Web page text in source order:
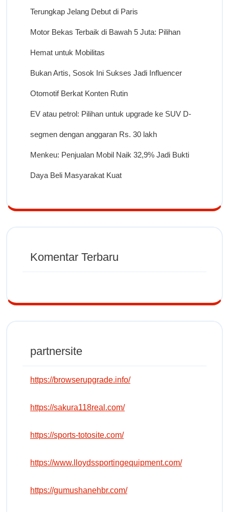
Terungkap Jelang Debut di Paris
Motor Bekas Terbaik di Bawah 5 Juta: Pilihan
Hemat untuk Mobilitas
Bukan Artis, Sosok Ini Sukses Jadi Influencer
Otomotif Berkat Konten Rutin
EV atau petrol: Pilihan untuk upgrade ke SUV D-
segmen dengan anggaran Rs. 30 lakh
Menkeu: Penjualan Mobil Naik 32,9% Jadi Bukti
Daya Beli Masyarakat Kuat
Komentar Terbaru
partnersite
https://browserupgrade.info/
https://sakura118real.com/
https://sports-totosite.com/
https://www.lloydssportingequipment.com/
https://gumushanehbr.com/